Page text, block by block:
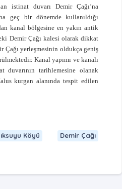
istinat duvarı Demir Çağı’na
geç bir dönemde kullanıldığı
kanal bölgesine en yakın antik
Demir Çağı kalesi olarak dikkat
Çağı yerleşmesinin oldukça geniş
Kanal yapımı ve kanalı
duvarının tarihlemesine olanak
kurgan alanında tespit edilen
Köyü
Demir Çağı